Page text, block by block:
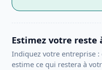
Estimez votre reste
Indiquez votre entreprise
estime ce qui restera à